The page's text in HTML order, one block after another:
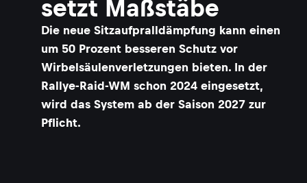
setzt Maßstäbe
Die neue Sitzaufpralldämpfung kann einen
um 50 Prozent besseren Schutz vor
Wirbelsäulenverletzungen bieten. In der
Rallye-Raid-WM schon 2024 eingesetzt,
wird das System ab der Saison 2027 zur
Pflicht.